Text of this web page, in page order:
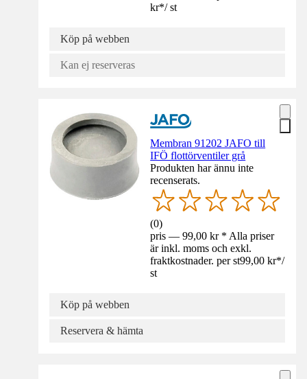
kr*/ st
Köp på webben
Kan ej reserveras
Membran 91202 JAFO till
IFÖ flottörventiler grå
Produkten har ännu inte
recenserats.
(0)
pris — 99,00 kr * Alla priser
är inkl. moms och exkl.
fraktkostnader. per st99,00 kr*/
st
Köp på webben
Reservera & hämta